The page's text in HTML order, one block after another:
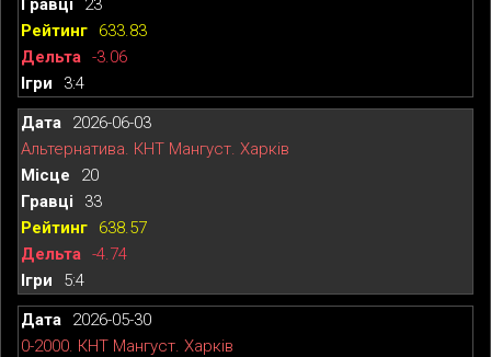
23
633.83
-3.06
3:4
2026-06-03
Альтернатива. КНТ Мангуст. Харків
20
33
638.57
-4.74
5:4
2026-05-30
0-2000. КНТ Мангуст. Харків